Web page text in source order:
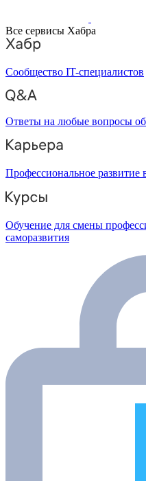
Все сервисы Хабра
Сообщество IT-специалистов
Ответы на любые вопросы
Профессиональное развитие
Обучение для смены
саморазвития